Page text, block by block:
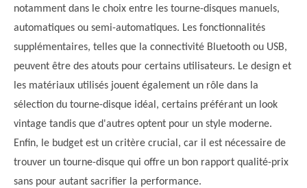
notamment dans le choix entre les tourne-disques manuels,
automatiques ou semi-automatiques. Les fonctionnalités
supplémentaires, telles que la connectivité Bluetooth ou USB,
peuvent être des atouts pour certains utilisateurs. Le design et
les matériaux utilisés jouent également un rôle dans la
sélection du tourne-disque idéal, certains préférant un look
vintage tandis que d'autres optent pour un style moderne.
Enfin, le budget est un critère crucial, car il est nécessaire de
trouver un tourne-disque qui offre un bon rapport qualité-prix
sans pour autant sacrifier la performance.